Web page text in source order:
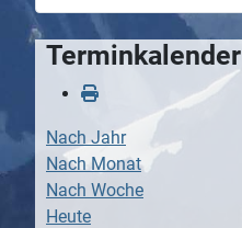
Terminkalender
Nach Jahr
Nach Monat
Nach Woche
Heute